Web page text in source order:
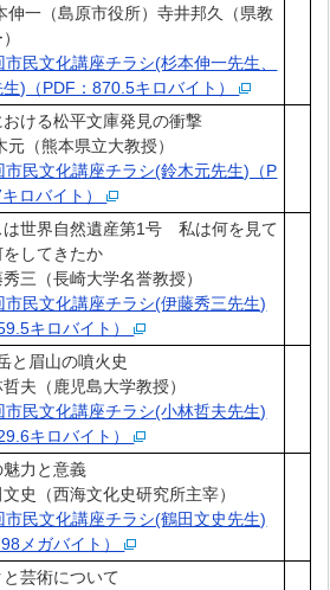
伸一（島原市役所）寺井邦久（県教
民文化講座チラシ(杉本伸一先生、
生)（PDF：870.5キロバイト）
ける松平文庫発見の衝撃
元（熊本県立大教授）
市民文化講座チラシ(鈴木元先生)（P
ロバイト）
は世界自然遺産第1号 私は何を見て
してきたか
三（長崎大学名誉教授）
市民文化講座チラシ(伊藤秀三先生)
キロバイト）
と眉山の噴火史
夫（鹿児島大学教授）
市民文化講座チラシ(小林哲夫先生)
キロバイト）
力と意義
史（西海文化史研究所主宰）
市民文化講座チラシ(鶴田文史先生)
メガバイト）
芸術について